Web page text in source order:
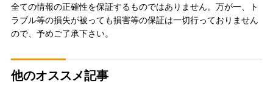
全ての情報の正確性を保証するものではありません。万が一、ト
ラブル等の損失が被っても損害等の保証は一切行っておりません
ので、予めご了承下さい。
他のオススメ記事